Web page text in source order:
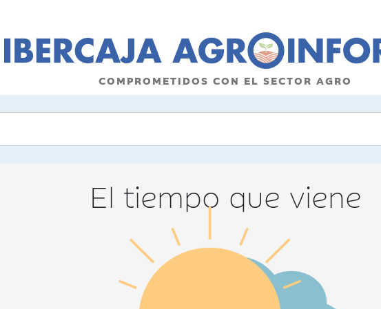
COMPROMETIDOS CON EL SECTOR AGRO
El tiempo que viene